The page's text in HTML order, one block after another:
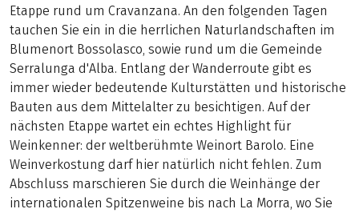
Etappe rund um Cravanzana. An den folgenden Tagen
tauchen Sie ein in die herrlichen Naturlandschaften im
Blumenort Bossolasco, sowie rund um die Gemeinde
Serralunga d'Alba. Entlang der Wanderroute gibt es
immer wieder bedeutende Kulturstätten und historische
Bauten aus dem Mittelalter zu besichtigen. Auf der
nächsten Etappe wartet ein echtes Highlight für
Weinkenner: der weltberühmte Weinort Barolo. Eine
Weinverkostung darf hier natürlich nicht fehlen. Zum
Abschluss marschieren Sie durch die Weinhänge der
internationalen Spitzenweine bis nach La Morra, wo Sie